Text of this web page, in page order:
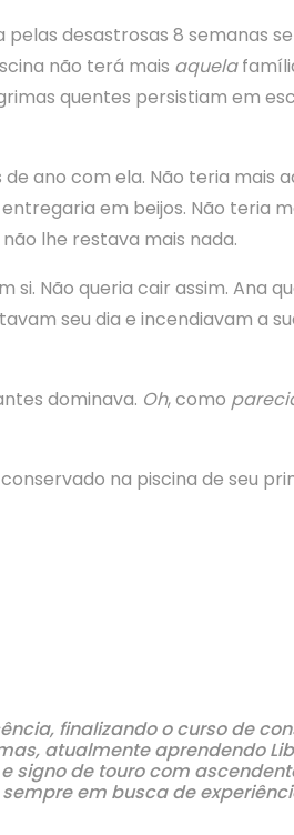
desastrosas 8 semanas
não terá mais aquela
quentes persistiam em
ano com ela. Não teria mais
em beijos. Não teria
lhe restava mais nada.
Não queria cair assim. Ana
seu dia e incendiavam a
dominava. Oh, como
na piscina de seu
finalizando o curso de
atualmente aprendendo
signo de touro com
em busca de